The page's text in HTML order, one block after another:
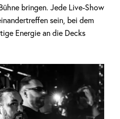
bringen. Jede Live-Show
sein, bei dem
Energie an die Decks